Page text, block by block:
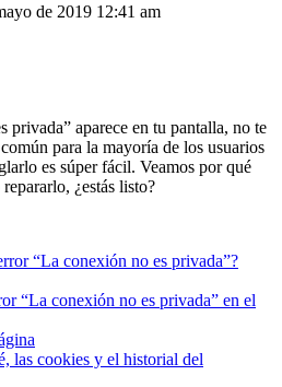
de 2019 12:41 am
privada” aparece en tu pantalla, no te
para la mayoría de los usuarios
es súper fácil. Veamos por qué
¿estás listo?
“La conexión no es privada”?
“La conexión no es privada” en el
las cookies y el historial del